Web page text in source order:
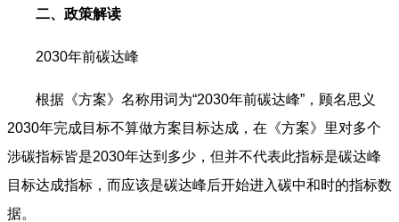
二、政策解读
2030年前碳达峰
根据《方案》名称用词为“2030年前碳达峰”，顾名思义
2030年完成目标不算做方案目标达成，在《方案》里对多个
涉碳指标皆是2030年达到多少，但并不代表此指标是碳达峰
目标达成指标，而应该是碳达峰后开始进入碳中和时的指标数
据。